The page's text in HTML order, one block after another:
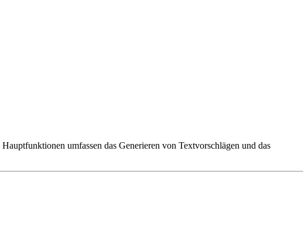
umfassen das Generieren von Textvorschlägen und das